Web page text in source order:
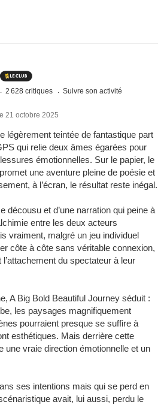
2 628 critiques Suivre son activité
21 octobre 2025
légèrement teintée de fantastique part
qui relie deux âmes égarées pour
émotionnelles. Sur le papier, le
une aventure pleine de poésie et
à l’écran, le résultat reste inégal.
décousu et d’une narration qui peine à
entre les deux acteurs
vraiment, malgré un jeu individuel
côte à côte sans véritable connexion,
l’attachement du spectateur à leur
A Big Bold Beautiful Journey séduit :
les paysages magnifiquement
pourraient presque se suffire à
esthétiques. Mais derrière cette
une vraie direction émotionnelle et un
ses intentions mais qui se perd en
avait, lui aussi, perdu le